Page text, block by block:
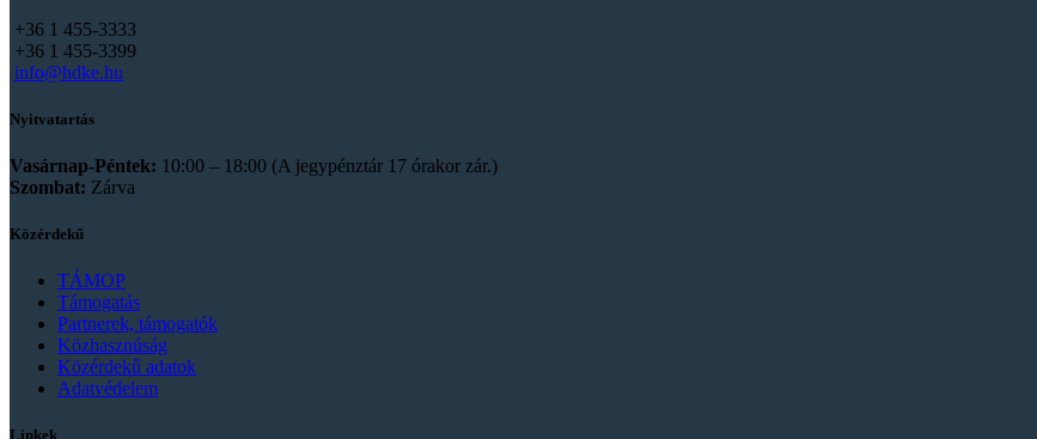
+36 1 455-3333
+36 1 455-3399
info@hdke.hu
Nyitvatartás
Vasárnap-Péntek: 10:00 – 18:00 (A jegypénztár 17 órakor zár.)
Szombat: Zárva
Közérdekű
TÁMOP
Támogatás
Partnerek, támogatók
Közhasznúság
Közérdekű adatok
Adatvédelem
Linkek